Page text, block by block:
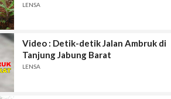
LENSA
Video : Detik-detik Jalan Ambruk di
Tanjung Jabung Barat
LENSA